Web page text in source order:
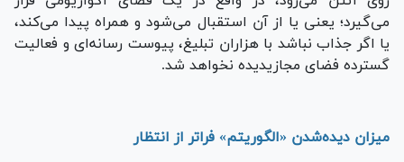
می‌گیرد؛ یعنی یا از آن استقبال می‌شود و همراه پیدا می‌کند،
یا اگر جذاب نباشد با هزاران تبلیغ، پیوست رسانه‌ای و فعالیت
گسترده فضای مجازیدیده نخواهد شد.
میزان دیده‌شدن «الگوریتم» فراتر از انتظار